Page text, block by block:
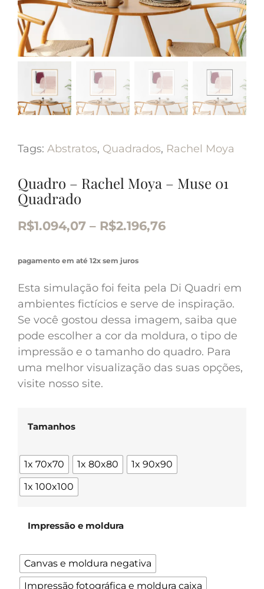
Tags: Abstratos, Quadrados, Rachel Moya
Quadro – Rachel Moya – Muse 01
Quadrado
R$1.094,07 – R$2.196,76
pagamento em até 12x sem juros
Esta simulação foi feita pela Di Quadri em
ambientes fictícios e serve de inspiração.
Se você gostou dessa imagem, saiba que
pode escolher a cor da moldura, o tipo de
impressão e o tamanho do quadro. Para
uma melhor visualização das suas opções,
visite nosso site.
Tamanhos
1x 70x70 1x 80x80
1x 90x90
1x 100x100
Impressão e moldura
Canvas e moldura negativa
Impressão fotográfica e moldura caixa